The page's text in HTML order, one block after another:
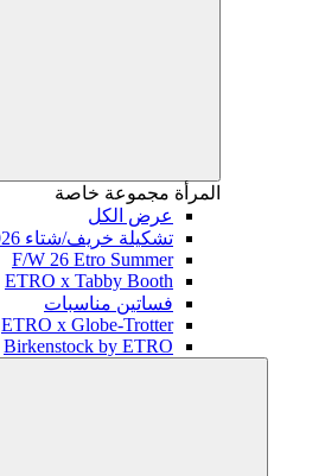
المرأة مجموعة خاصة
عرض الكل
تشكيلة خريف/شتاء 2026
F/W 26 Etro Summer
ETRO x Tabby Booth
فساتين مناسبات
ETRO x Globe-Trotter
Birkenstock by ETRO